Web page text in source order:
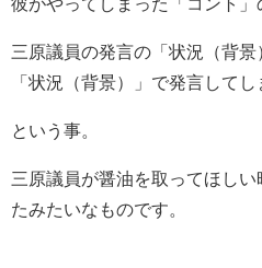
彼がやってしまった「コント」
三原議員の発言の「状況（背
「状況（背景）」で発言してし
という事。
三原議員が醤油を取ってほし
たみたいなものです。